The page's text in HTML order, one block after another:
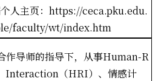
人主页： https://ceca.pku.edu.
faculty/wt/index.htm
作导师的指导下，从事Human-R
Interaction （HRI）、情感计